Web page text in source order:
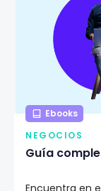
Ebooks
NEGOCIOS
Guía
Encuentra en